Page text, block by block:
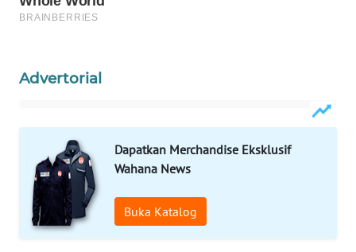
Advertorial
Dapatkan Merchandise Eksklusif
Wahana News
Buka Katalog
WAHANA
PERSONA
WAHANA
OTOMOTIF